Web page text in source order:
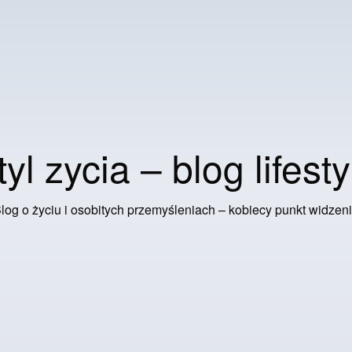
zycia – blog
o życiu i osobitych przemyśleniach – kobiecy punkt